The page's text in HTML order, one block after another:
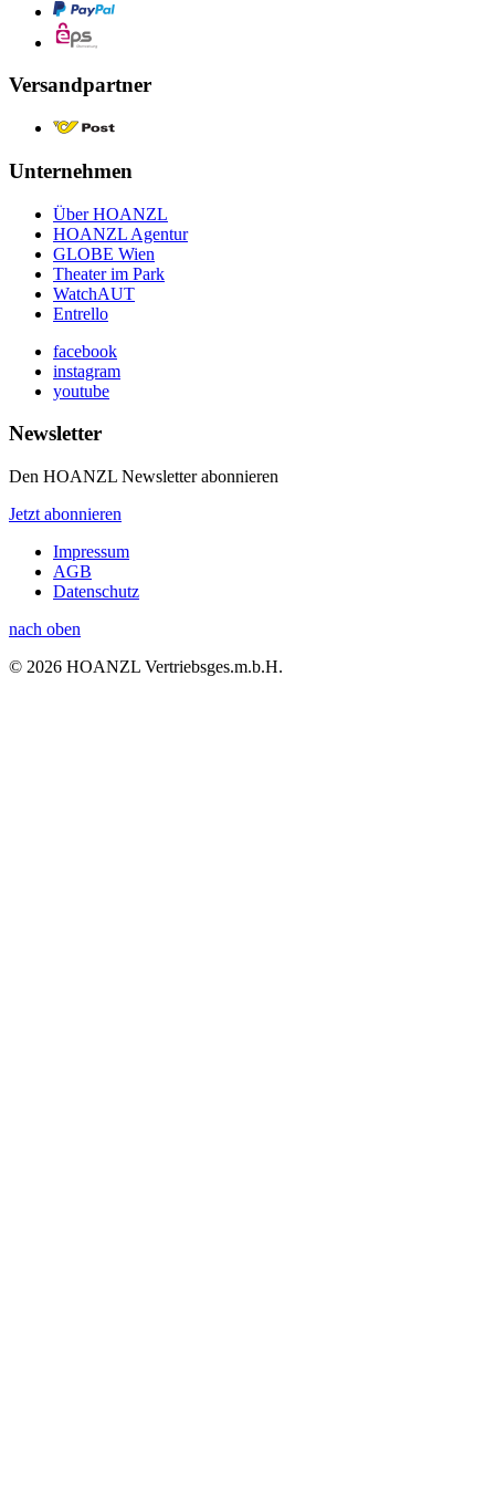
Versandpartner
Unternehmen
Über HOANZL
HOANZL Agentur
GLOBE Wien
Theater im Park
WatchAUT
Entrello
facebook
instagram
youtube
Newsletter
Den HOANZL Newsletter abonnieren
Jetzt abonnieren
Impressum
AGB
Datenschutz
nach oben
© 2026 HOANZL Vertriebsges.m.b.H.